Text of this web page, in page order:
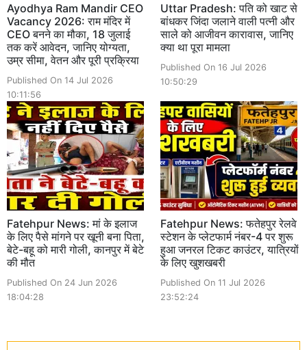
Ayodhya Ram Mandir CEO
Vacancy 2026: राम मंदिर में
CEO बनने का मौका, 18 जुलाई
तक करें आवेदन, जानिए योग्यता,
उम्र सीमा, वेतन और पूरी प्रक्रिया
Published On 14 Jul 2026
10:11:56
Uttar Pradesh: पति को खाट से
बांधकर जिंदा जलाने वाली पत्नी और
साले को आजीवन कारावास, जानिए
क्या था पूरा मामला
Published On 16 Jul 2026
10:50:29
Fatehpur News: मां के इलाज
के लिए पैसे मांगने पर खूनी बना पिता,
बेटे-बहू को मारी गोली, कानपुर में बेटे
की मौत
Published On 24 Jun 2026
18:04:28
Fatehpur News: फतेहपुर रेलवे
स्टेशन के प्लेटफार्म नंबर-4 पर शुरू
हुआ जनरल टिकट काउंटर, यात्रियों
के लिए खुशखबरी
Published On 11 Jul 2026
23:52:24